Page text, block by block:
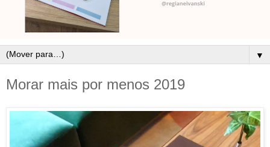
▼
Morar mais por menos 2019